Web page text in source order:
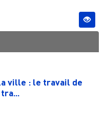
ville : le travail de